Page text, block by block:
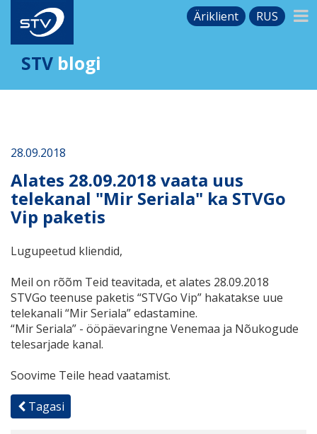
Äriklient RUS
STV blogi
28.09.2018
Alates 28.09.2018 vaata uus
telekanal "Mir Seriala" ka STVGo
Vip paketis
Lugupeetud kliendid,
Meil on rõõm Teid teavitada, et alates 28.09.2018
STVGo teenuse paketis “STVGo Vip” hakatakse uue
telekanali “Mir Seriala” edastamine.
“Mir Seriala” - ööpäevaringne Venemaa ja Nõukogude
telesarjade kanal.
Soovime Teile head vaatamist.
Tagasi